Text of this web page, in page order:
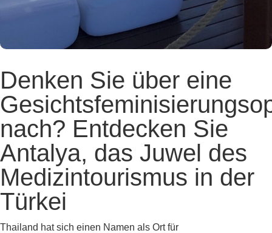
Denken Sie über eine
nach? Entdecken Sie
Antalya, das Juwel des
Medizintourismus in der
Türkei
Thailand hat sich einen Namen als Ort für